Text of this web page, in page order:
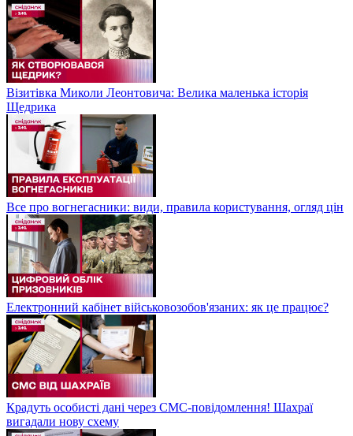
Візитівка Миколи Леонтовича: Велика маленька історія
Щедрика
Все про вогнегасники: види, правила користування, огляд цін
Електронний кабінет військовозобов'язаних: як це працює?
Крадуть особисті дані через СМС-повідомлення! Шахраї
вигадали нову схему